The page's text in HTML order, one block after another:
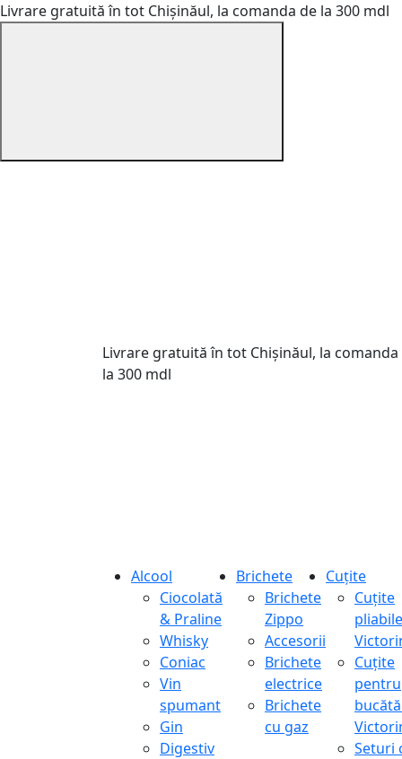
Livrare gratuită în tot Chișinăul, la comanda de la 300 mdl
Livrare gratuită în tot Chișinăul, la comanda
la 300 mdl
Alcool
Ciocolată
& Praline
Whisky
Coniac
Vin
spumant
Gin
Digestiv
Brichete
Brichete
Zippo
Accesorii
Brichete
electrice
Brichete
cu gaz
Cuțite
Cuțite
pliabile
Cuțite
pentru
Seturi